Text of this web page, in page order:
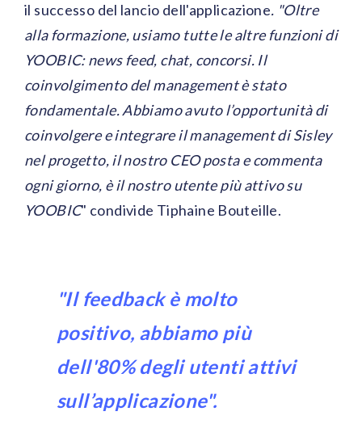
il successo del lancio dell'applicazione. "Oltre
alla formazione, usiamo tutte le altre funzioni di
YOOBIC: news feed, chat, concorsi. Il
coinvolgimento del management è stato
fondamentale. Abbiamo avuto l’opportunità di
coinvolgere e integrare il management di Sisley
nel progetto, il nostro CEO posta e commenta
ogni giorno, è il nostro utente più attivo su
YOOBIC" condivide Tiphaine Bouteille.
"Il feedback è molto
positivo, abbiamo più
dell'80% degli utenti attivi
sull’applicazione".